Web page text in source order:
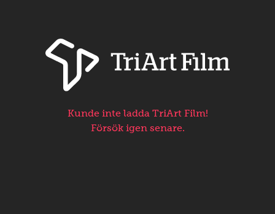
Kunde inte ladda TriArt Film!
Försök igen senare.